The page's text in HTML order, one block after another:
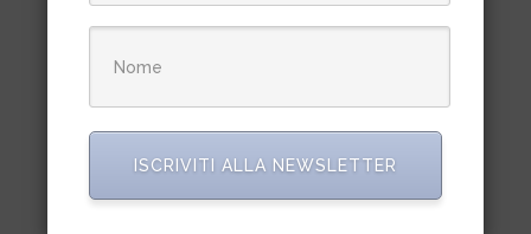
era:
€23,50.
è:
€12,90.
ISCRIVITI ALLA NEWSLETTER